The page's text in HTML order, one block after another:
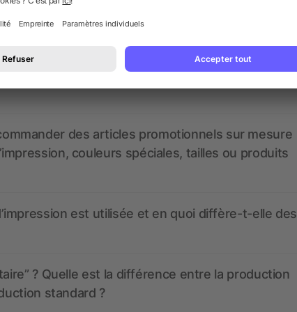
les données d’impression ? allbranded
pour les créer ?
mes articles promotionnels avant la
des articles promotionnels sur mesure
couleurs spéciales, tailles ou produits
est utilisée et en quoi diffère-t-elle des
? Quelle est la différence entre la production
standard ?